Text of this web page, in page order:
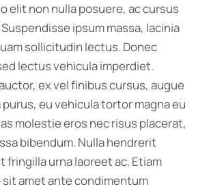
elit non nulla posuere, ac cursus
ipsum massa, lacinia
sollicitudin lectus. Donec
lectus vehicula imperdiet.
ex vel finibus cursus, augue
purus, eu vehicula tortor magna eu
molestie eros nec risus placerat,
bibendum. Nulla hendrerit
fringilla urna laoreet ac. Etiam
amet ante condimentum